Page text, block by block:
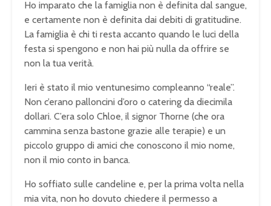
Ho imparato che la famiglia non è definita dal sangue,
e certamente non è definita dai debiti di gratitudine.
La famiglia è chi ti resta accanto quando le luci della
festa si spengono e non hai più nulla da offrire se
non la tua verità.
Ieri è stato il mio ventunesimo compleanno “reale”.
Non c’erano palloncini d’oro o catering da diecimila
dollari. C’era solo Chloe, il signor Thorne (che ora
cammina senza bastone grazie alle terapie) e un
piccolo gruppo di amici che conoscono il mio nome,
non il mio conto in banca.
Ho soffiato sulle candeline e, per la prima volta nella
mia vita, non ho dovuto chiedere il permesso a